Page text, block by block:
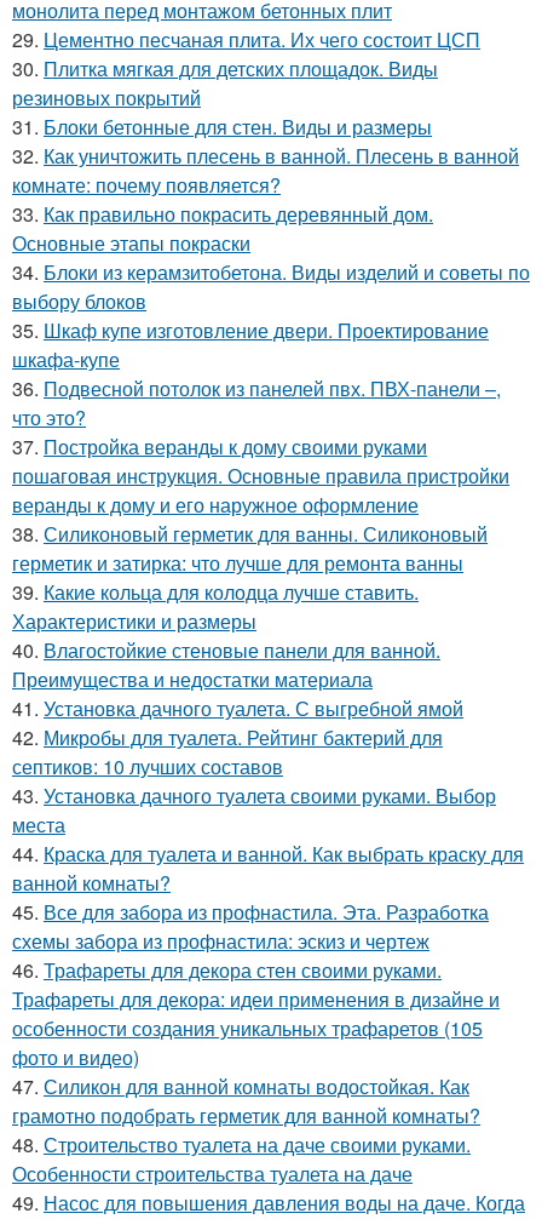
монолита перед монтажом бетонных плит
29. Цементно песчаная плита. Их чего состоит ЦСП
30. Плитка мягкая для детских площадок. Виды
резиновых покрытий
31. Блоки бетонные для стен. Виды и размеры
32. Как уничтожить плесень в ванной. Плесень в ванной
комнате: почему появляется?
33. Как правильно покрасить деревянный дом.
Основные этапы покраски
34. Блоки из керамзитобетона. Виды изделий и советы по
выбору блоков
35. Шкаф купе изготовление двери. Проектирование
шкафа-купе
36. Подвесной потолок из панелей пвх. ПВХ-панели –,
что это?
37. Постройка веранды к дому своими руками
пошаговая инструкция. Основные правила пристройки
веранды к дому и его наружное оформление
38. Силиконовый герметик для ванны. Силиконовый
герметик и затирка: что лучше для ремонта ванны
39. Какие кольца для колодца лучше ставить.
Характеристики и размеры
40. Влагостойкие стеновые панели для ванной.
Преимущества и недостатки материала
41. Установка дачного туалета. С выгребной ямой
42. Микробы для туалета. Рейтинг бактерий для
септиков: 10 лучших составов
43. Установка дачного туалета своими руками. Выбор
места
44. Краска для туалета и ванной. Как выбрать краску для
ванной комнаты?
45. Все для забора из профнастила. Эта. Разработка
схемы забора из профнастила: эскиз и чертеж
46. Трафареты для декора стен своими руками.
Трафареты для декора: идеи применения в дизайне и
особенности создания уникальных трафаретов (105
фото и видео)
47. Силикон для ванной комнаты водостойкая. Как
грамотно подобрать герметик для ванной комнаты?
48. Строительство туалета на даче своими руками.
Особенности строительства туалета на даче
49. Насос для повышения давления воды на даче. Когда